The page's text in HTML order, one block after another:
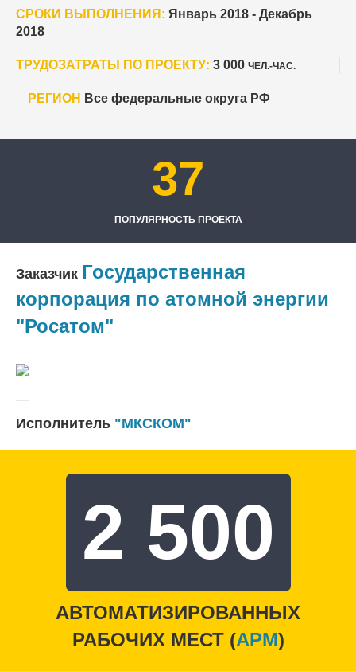
СРОКИ ВЫПОЛНЕНИЯ: Январь 2018 - Декабрь
2018
ТРУДОЗАТРАТЫ ПО ПРОЕКТУ: 3 000 ЧЕЛ.-ЧАС.
РЕГИОН Все федеральные округа РФ
37
ПОПУЛЯРНОСТЬ ПРОЕКТА
Заказчик Государственная
корпорация по атомной энергии
"Росатом"
Исполнитель "МКСКОМ"
2 500
АВТОМАТИЗИРОВАННЫХ
РАБОЧИХ МЕСТ (APM)